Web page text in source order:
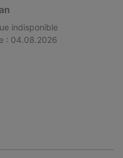
indisponible
: 04.08.2026